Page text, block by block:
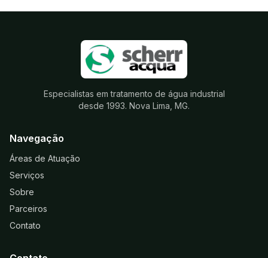
Especialistas em tratamento de água industrial
desde 1993. Nova Lima, MG.
Navegação
Áreas de Atuação
Serviços
Sobre
Parceiros
Contato